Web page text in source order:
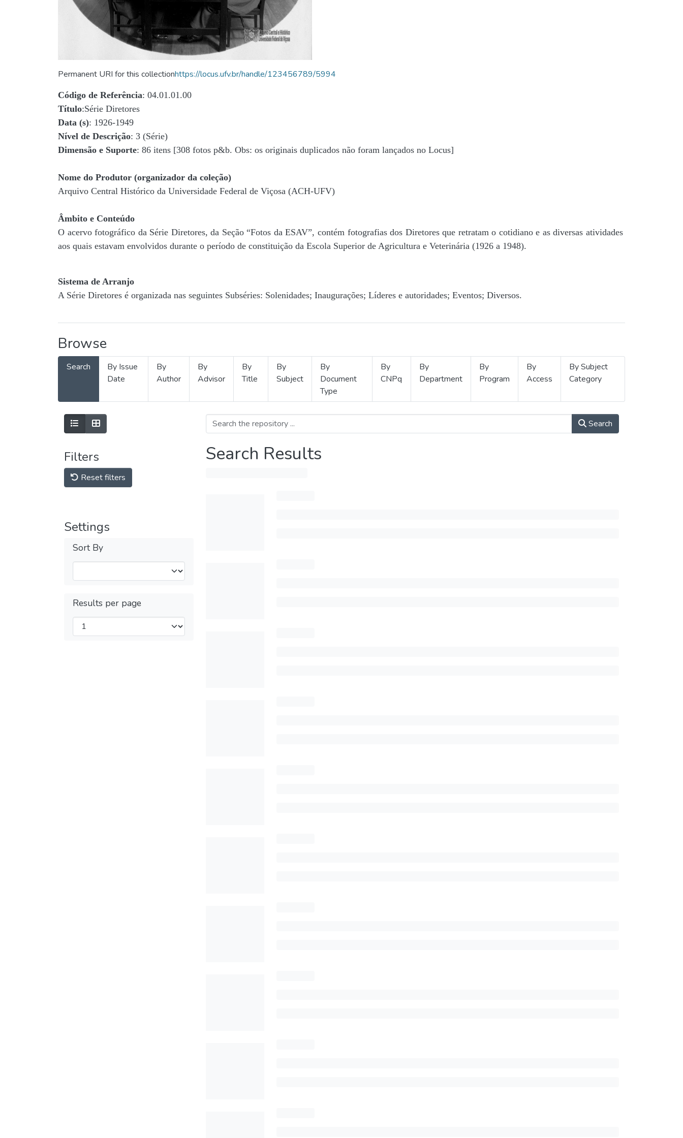
Permanent URI for this collectionhttps://locus.ufv.br/handle/123456789/5994
Código de Referência: 04.01.01.00
Título:Série Diretores
Data (s): 1926-1949
Nível de Descrição: 3 (Série)
Dimensão e Suporte: 86 itens [308 fotos p&b. Obs: os originais duplicados não foram lançados no Locus]
Nome do Produtor (organizador da coleção)
Arquivo Central Histórico da Universidade Federal de Viçosa (ACH-UFV)
Âmbito e Conteúdo
O acervo fotográfico da Série Diretores, da Seção “Fotos da ESAV”, contém fotografias dos Diretores que retratam o cotidiano e as diversas atividades
aos quais estavam envolvidos durante o período de constituição da Escola Superior de Agricultura e Veterinária (1926 a 1948).
Sistema de Arranjo
A Série Diretores é organizada nas seguintes Subséries: Solenidades; Inaugurações; Líderes e autoridades; Eventos; Diversos.
Browse
Search
By Issue
Date
By
Author
By
Advisor
By
Title
By
Subject
By
Document
Type
By
CNPq
By
Department
By
Program
By
Access
By Subject
Category
Filters
Reset filters
Settings
Sort By
Results per page
Search
Search Results